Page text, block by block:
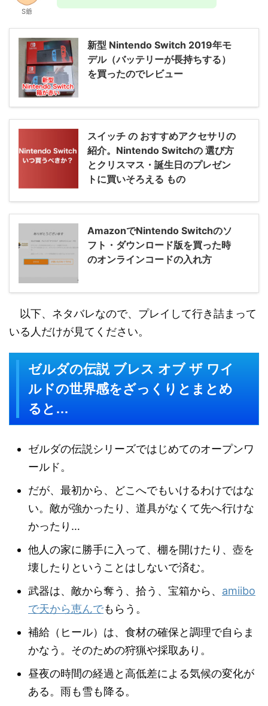
S爺
新型 Nintendo Switch 2019年モ
デル（バッテリーが長持ちする）
を買ったのでレビュー
スイッチ の おすすめアクセサリの
紹介。Nintendo Switchの 選び方
とクリスマス・誕生日のプレゼン
トに買いそろえる もの
AmazonでNintendo Switchのソ
フト・ダウンロード版を買った時
のオンラインコードの入れ方
以下、ネタバレなので、プレイして行き詰まって
いる人だけが見てください。
ゼルダの伝説 ブレス オブ ザ ワイ
ルドの世界感をざっくりとまとめ
ると…
ゼルダの伝説シリーズではじめてのオープンワ
ールド。
だが、最初から、どこへでもいけるわけではな
い。敵が強かったり、道具がなくて先へ行けな
かったり…
他人の家に勝手に入って、棚を開けたり、壺を
壊したりということはしないで済む。
武器は、敵から奪う、拾う、宝箱から、 amiibo
で天から恵んでもらう。
補給（ヒール）は、食材の確保と調理で自らま
かなう。そのための狩猟や採取あり。
昼夜の時間の経過と高低差による気候の変化が
ある。雨も雪も降る。